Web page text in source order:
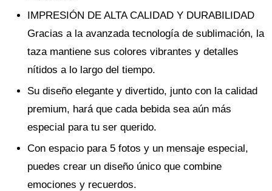
IMPRESIÓN DE ALTA CALIDAD Y DURABILIDAD
Gracias a la avanzada tecnología de sublimación, la
taza mantiene sus colores vibrantes y detalles
nítidos a lo largo del tiempo.
Su diseño elegante y divertido, junto con la calidad
premium, hará que cada bebida sea aún más
especial para tu ser querido.
Con espacio para 5 fotos y un mensaje especial,
puedes crear un diseño único que combine
emociones y recuerdos.